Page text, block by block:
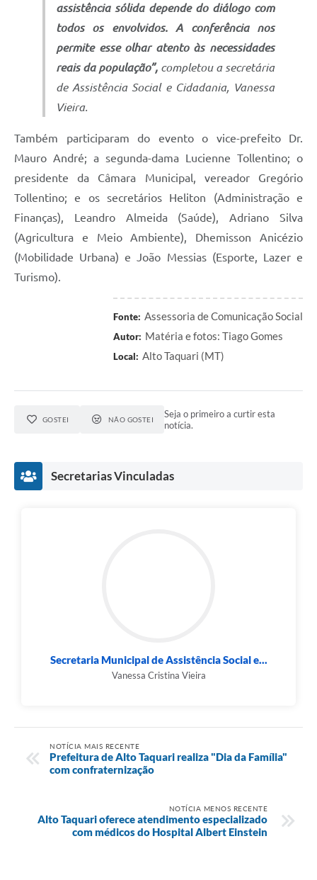
assistência sólida depende do diálogo com
todos os envolvidos. A conferência nos
permite esse olhar atento às necessidades
reais da população”, completou a secretária
de Assistência Social e Cidadania, Vanessa
Vieira.
Também participaram do evento o vice-prefeito Dr.
Mauro André; a segunda-dama Lucienne Tollentino; o
presidente da Câmara Municipal, vereador Gregório
Tollentino; e os secretários Heliton (Administração e
Finanças), Leandro Almeida (Saúde), Adriano Silva
(Agricultura e Meio Ambiente), Dhemisson Anicézio
(Mobilidade Urbana) e João Messias (Esporte, Lazer e
Turismo).
Fonte: Assessoria de Comunicação Social
Autor: Matéria e fotos: Tiago Gomes
Local: Alto Taquari (MT)
GOSTEI NÃO GOSTEI
Seja o primeiro a curtir esta
notícia.
Secretarias Vinculadas
Secretaria Municipal de Assistência Social e...
Vanessa Cristina Vieira
NOTÍCIA MAIS RECENTE
Prefeitura de Alto Taquari realiza "Dia da Família"
com confraternização
NOTÍCIA MENOS RECENTE
Alto Taquari oferece atendimento especializado
com médicos do Hospital Albert Einstein